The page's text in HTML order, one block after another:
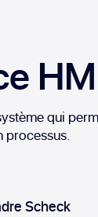
qui
processus.
Scheck